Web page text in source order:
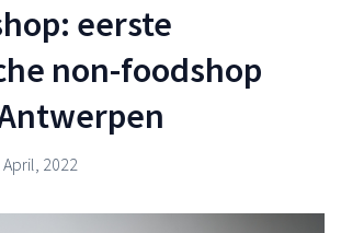
eerste
non-foodshop
April, 2022